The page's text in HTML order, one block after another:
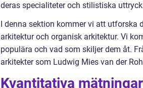
deras specialiteter och stilistiska
I denna sektion kommer vi att
arkitektur och organisk arkitektur. Vi
populära och vad som skiljer dem åt.
arkitekter som Ludwig Mies van der
Kvantitativa